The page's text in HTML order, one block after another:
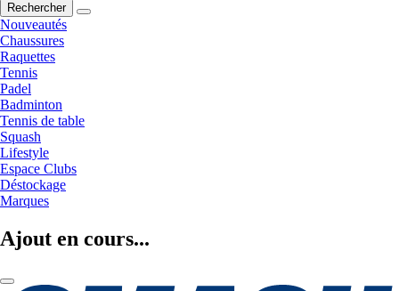
Rechercher
Nouveautés
Chaussures
Raquettes
Tennis
Padel
Badminton
Tennis de table
Squash
Lifestyle
Espace Clubs
Déstockage
Marques
Ajout en cours...